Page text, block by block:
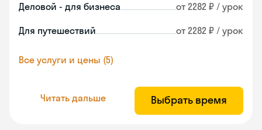
Деловой - для бизнеса от 2282 ₽ / урок
Для путешествий от 2282 ₽ / урок
Все услуги и цены (5)
Читать дальше Выбрать время